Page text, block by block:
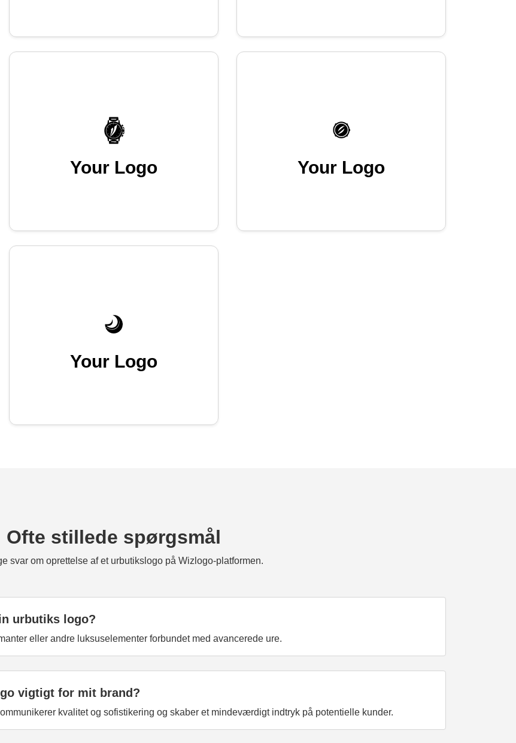
Your Logo Your Logo
Your Logo
Ofte stillede spørgsmål
svar om oprettelse af et urbutikslogo på Wizlogo-platformen.
urbutiks logo?
eller andre luksuselementer forbundet med avancerede ure.
vigtigt for mit brand?
kvalitet og sofistikering og skaber et mindeværdigt indtryk på potentielle kunder.